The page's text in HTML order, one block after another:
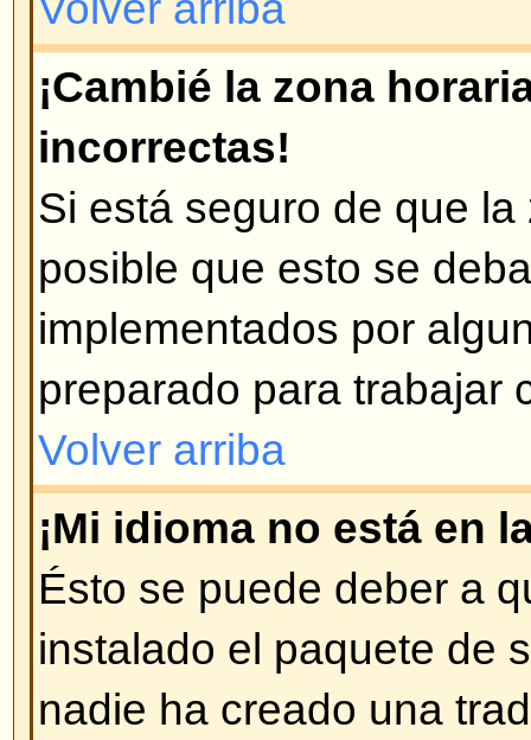
mensajes maliciosos de
Volver arriba
¿Cómo creo un mensaje en
Fácil -- pulse en el botón
en un foro o en un tema. Puede
registrarse para poder crear
que tiene en cada lugar del foro
parte inferior de cada página (
Puede hacer encuestas..
Volver arriba
¿Cómo modifico o borro un
A menos que sea administrador
sólo puede borrar o modificar
ingresado Ud. mismo. Puede